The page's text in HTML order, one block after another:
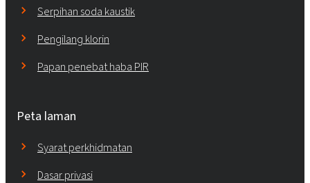
Serpihan soda kaustik
Pengilang klorin
Papan penebat haba PIR
Peta laman
Syarat perkhidmatan
Dasar privasi